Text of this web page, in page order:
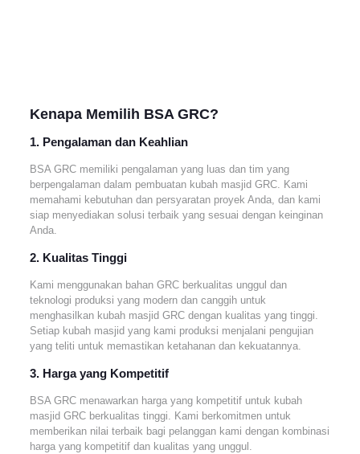
Kenapa Memilih BSA GRC?
1. Pengalaman dan Keahlian
BSA GRC memiliki pengalaman yang luas dan tim yang
berpengalaman dalam pembuatan kubah masjid GRC. Kami
memahami kebutuhan dan persyaratan proyek Anda, dan kami
siap menyediakan solusi terbaik yang sesuai dengan keinginan
Anda.
2. Kualitas Tinggi
Kami menggunakan bahan GRC berkualitas unggul dan
teknologi produksi yang modern dan canggih untuk
menghasilkan kubah masjid GRC dengan kualitas yang tinggi.
Setiap kubah masjid yang kami produksi menjalani pengujian
yang teliti untuk memastikan ketahanan dan kekuatannya.
3. Harga yang Kompetitif
BSA GRC menawarkan harga yang kompetitif untuk kubah
masjid GRC berkualitas tinggi. Kami berkomitmen untuk
memberikan nilai terbaik bagi pelanggan kami dengan kombinasi
harga yang kompetitif dan kualitas yang unggul.